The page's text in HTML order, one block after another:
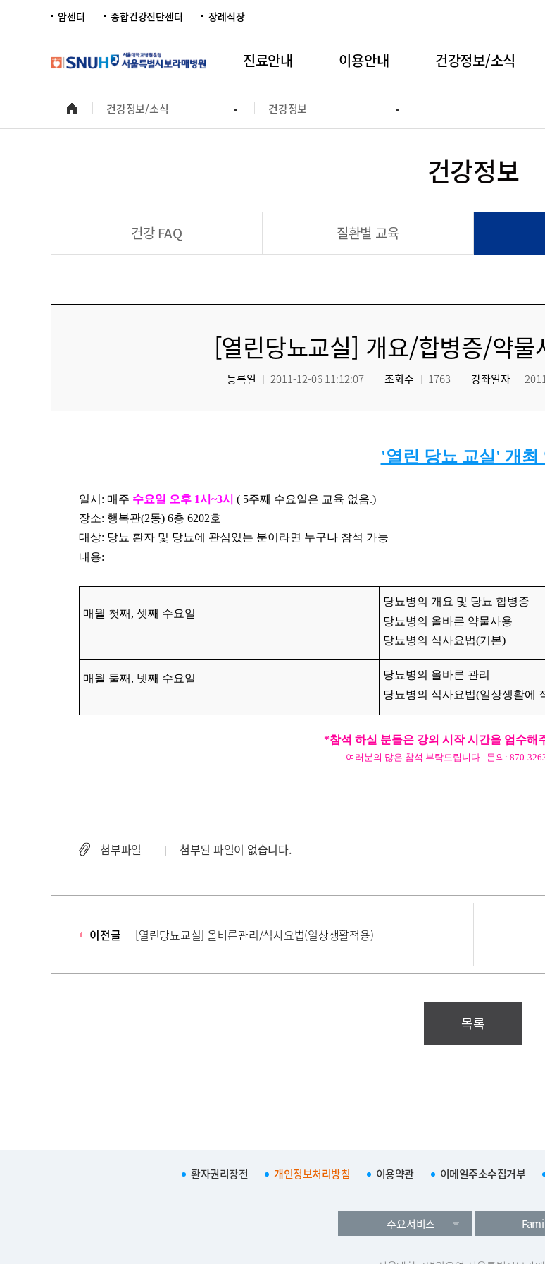
암센터 종합건강진단센터 장례식장
진료안내 이용안내 건강정보/소식
건강정보/소식 건강정보
건강정보
건강 FAQ 질환별 교육
[열린당뇨교실] 개요/합병증/약
등록일 2011-12-06 11:12:07 조회수 1763 강좌일자
'열린 당뇨 교실' 개최
일시: 매주 수요일 오후 1시~3시 ( 5주째 수요일은 교육 없음.)
장소: 행복관(2동) 6층 6202호
대상: 당뇨 환자 및 당뇨에 관심있는 분이라면 누구나 참석 가능
내용:
매월 첫째, 셋째 수요일
당뇨병의 개요 및 당뇨 합병증
당뇨병의 올바른 약물사용
당뇨병의 식사요법(기본)
매월 둘째, 넷째 수요일
당뇨병의 올바른 관리
당뇨병의 식사요법(일상생활에
*참석 하실 분들은 강의 시작 시간을 엄수해
여러분의 많은 참석 부탁드립니다. 문의: 870-
첨부파일 첨부된 파일이 없습니다.
이전글 [열린당뇨교실] 올바른관리/식사요법(일상생활적용)
목록
환자권리장전 개인정보처리방침 이용약관 이메일주소수집거부
주요서비스